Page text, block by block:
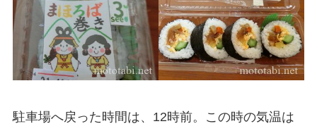
駐車場へ戻った時間は、12時前。この時の気温は